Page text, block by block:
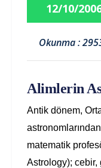
12/10/
Okunma :
Alimlerin
Antik dönem,
matematik
Astrology); cebir,